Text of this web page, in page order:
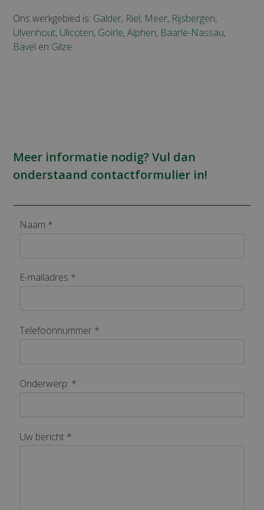
Ons werkgebied is: Galder, Riel, Meer, Rijsbergen,
Ulvenhout, Ulicoten, Goirle,Alphen, Baarle-Nassau,
Bavel en Gilze.
Meer informatie nodig? Vul dan
onderstaand contactformulier in!
Naam *
E-mailadres *
Telefoonnummer *
Onderwerp: *
Uw bericht *